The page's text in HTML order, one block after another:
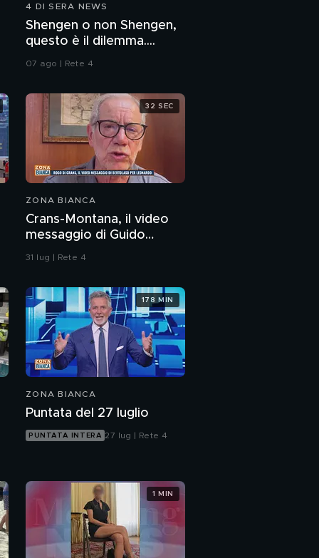
condizioni mediche di
sbarca?
Stati Uniti, come
cambia la vita degli
universitari
"Non c'è razzismo in
Italia", l'opinione di
Commissione Segre,
perché è necessaria
L'opinione degli ospiti
di Quarta Repubblica
PROSSIMO VIDEO
Caso Balotelli: stiamo
diventando razzisti?
4 DI SERA NEWS
Shengen o non Shengen,
questo è il dilemma....
07 ago | Rete 4
ZONA BIANCA
Crans-Montana, il video
messaggio di Guido
Bertolaso per Leonardo
31 lug | Rete 4
32 SEC
ZONA BIANCA
Puntata del 27 luglio
PUNTATA INTERA 27 lug | Rete 4
178 MIN
1 MIN